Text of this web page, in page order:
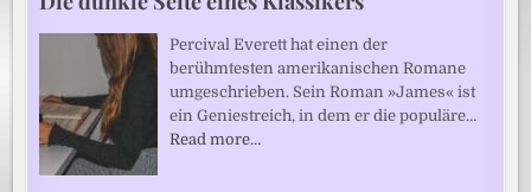
Percival Everett hat einen der
berühmtesten amerikanischen Romane
umgeschrieben. Sein Roman »James« ist
ein Geniestreich, in dem er die populäre…
Read more…